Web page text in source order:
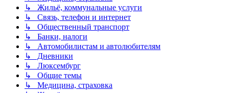
↳ Жильё, коммунальные услуги
↳ Связь, телефон и интернет
↳ Общественный транспорт
↳ Банки, налоги
↳ Автомобилистам и автолюбителям
↳ Дневники
↳ Люксембург
↳ Общие темы
↳ Медицина, страховка